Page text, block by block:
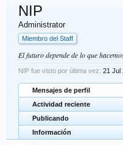
NIP
Administrator
Miembro del Staff
El futuro depende de lo que
NIP fue visto por última vez: 21 Jul
Mensajes de perfil
Actividad reciente
Publicando
Información